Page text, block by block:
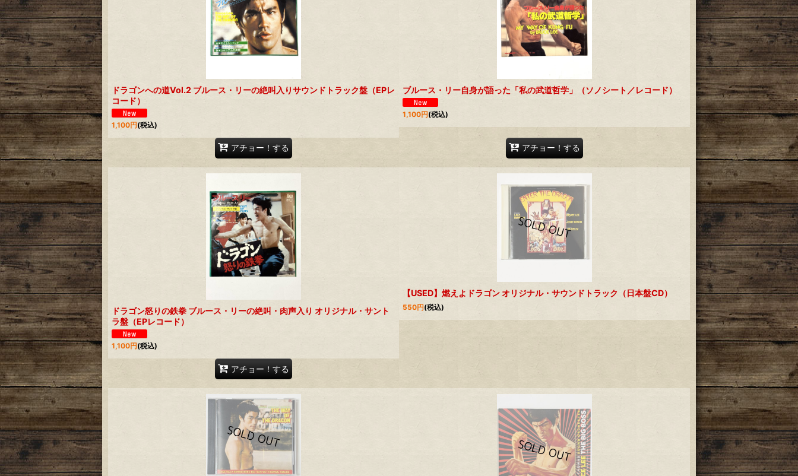
ドラゴンへの道Vol.2 ブルース・リーの絶叫入りサウンドトラック盤（EPレ
コード）
1,100円(税込)
アチョー！する
ブルース・リー自身が語った「私の武道哲学」（ソノシート／レコード）
1,100円(税込)
アチョー！する
ドラゴン怒りの鉄拳 ブルース・リーの絶叫・肉声入り オリジナル・サント
ラ盤（EPレコード）
1,100円(税込)
アチョー！する
【USED】燃えよドラゴン オリジナル・サウンドトラック（日本盤CD）
550円(税込)